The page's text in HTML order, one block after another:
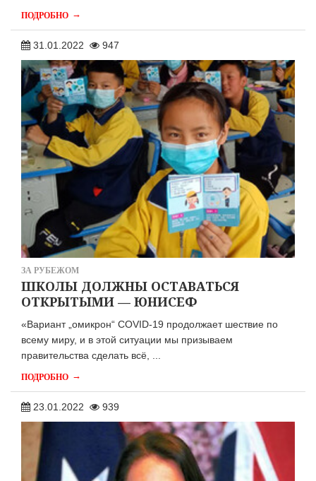
ПОДРОБНО →
31.01.2022 947
ЗА РУБЕЖОМ
ШКОЛЫ ДОЛЖНЫ ОСТАВАТЬСЯ
ОТКРЫТЫМИ — ЮНИСЕФ
«Вариант „омикрон“ COVID-19 продолжает шествие по
всему миру, и в этой ситуации мы призываем
правительства сделать всё, ...
ПОДРОБНО →
23.01.2022 939